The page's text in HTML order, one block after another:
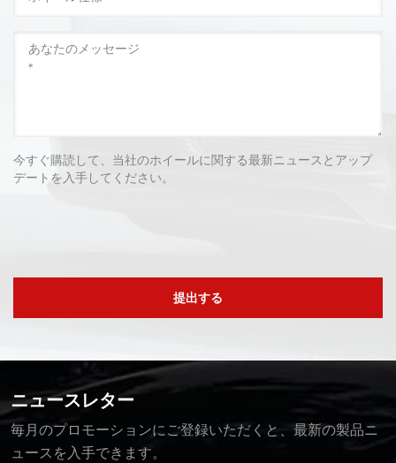
今すぐ購読して、当社のホイールに関する最新ニュースとアップ
デートを入手してください。
提出する
ニュースレター
毎月のプロモーションにご登録いただくと、最新の製品ニ
ュースを入手できます。